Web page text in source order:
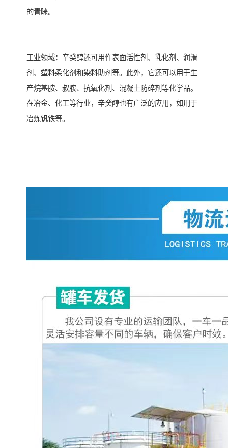
的青睐。
工业领域：辛癸醇还可用作表面活性剂、乳化剂、润滑
剂、塑料柔化剂和染料助剂等。此外，它还可以用于生
产烷基胺、叔胺、抗氧化剂、混凝土防碎剂等化学品。
在冶金、化工等行业，辛癸醇也有广泛的应用，如用于
冶炼钒铁等。